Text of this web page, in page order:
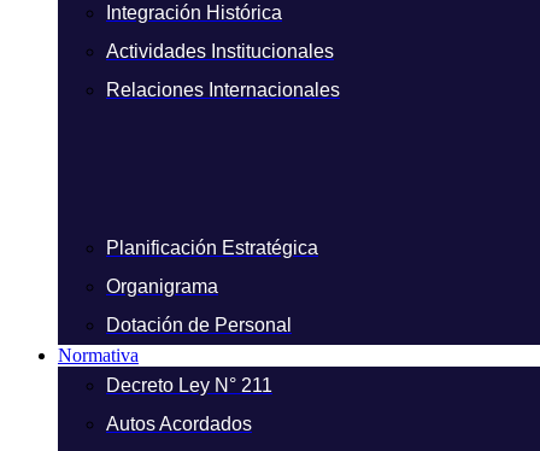
Integración Histórica
Actividades Institucionales
Relaciones Internacionales
Planificación Estratégica
Organigrama
Dotación de Personal
Normativa
Decreto Ley N° 211
Autos Acordados